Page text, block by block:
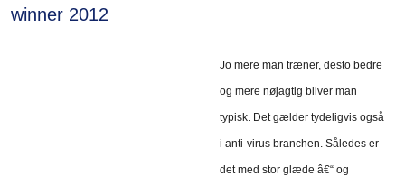
winner 2012
Jo mere man træner, desto bedre
og mere nøjagtig bliver man
typisk. Det gælder tydeligvis også
i anti-virus branchen. Således er
det med stor glæde â€“ og